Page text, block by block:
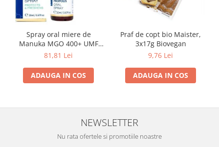
Spray oral miere de
Manuka MGO 400+ UMF
13+ cu Propolis (20ml)
81,81 Lei
ADAUGA IN COS
Praf de copt bio Maister,
3x17g Biovegan
9,76 Lei
ADAUGA IN COS
NEWSLETTER
Nu rata ofertele si promotiile noastre